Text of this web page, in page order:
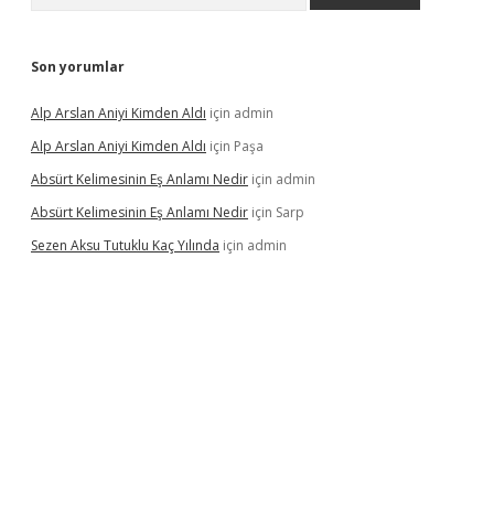
Son yorumlar
Alp Arslan Aniyi Kimden Aldı için admin
Alp Arslan Aniyi Kimden Aldı için Paşa
Absürt Kelimesinin Eş Anlamı Nedir için admin
Absürt Kelimesinin Eş Anlamı Nedir için Sarp
Sezen Aksu Tutuklu Kaç Yılında için admin